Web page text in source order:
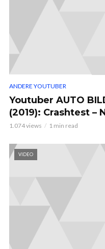
ANDERE YOUTUBER
Youtuber AUTO
(2019): Crashtest –
1.074 views 1 min read
VIDEO